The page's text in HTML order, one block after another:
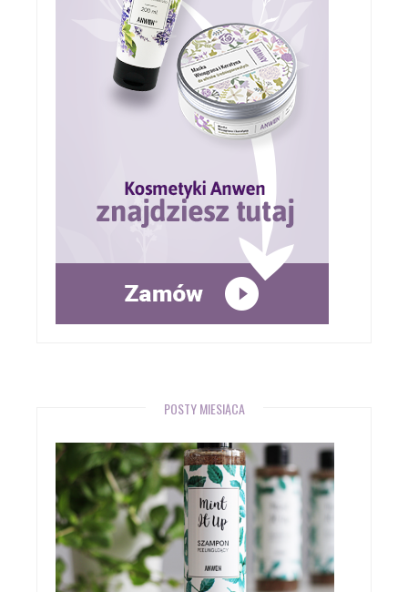
POSTY MIESIĄCA